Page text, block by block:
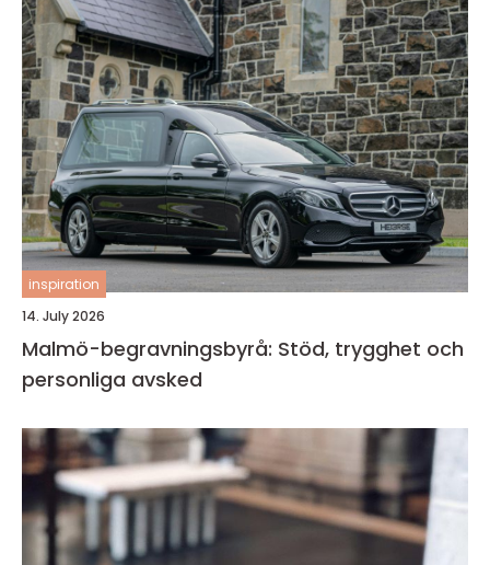
inspiration
14. July 2026
Malmö-begravningsbyrå: Stöd, trygghet och
personliga avsked